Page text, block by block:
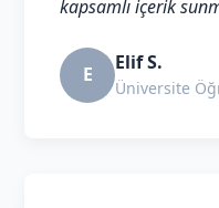
kapsamlı içerik
E Elif S.
Üniversite